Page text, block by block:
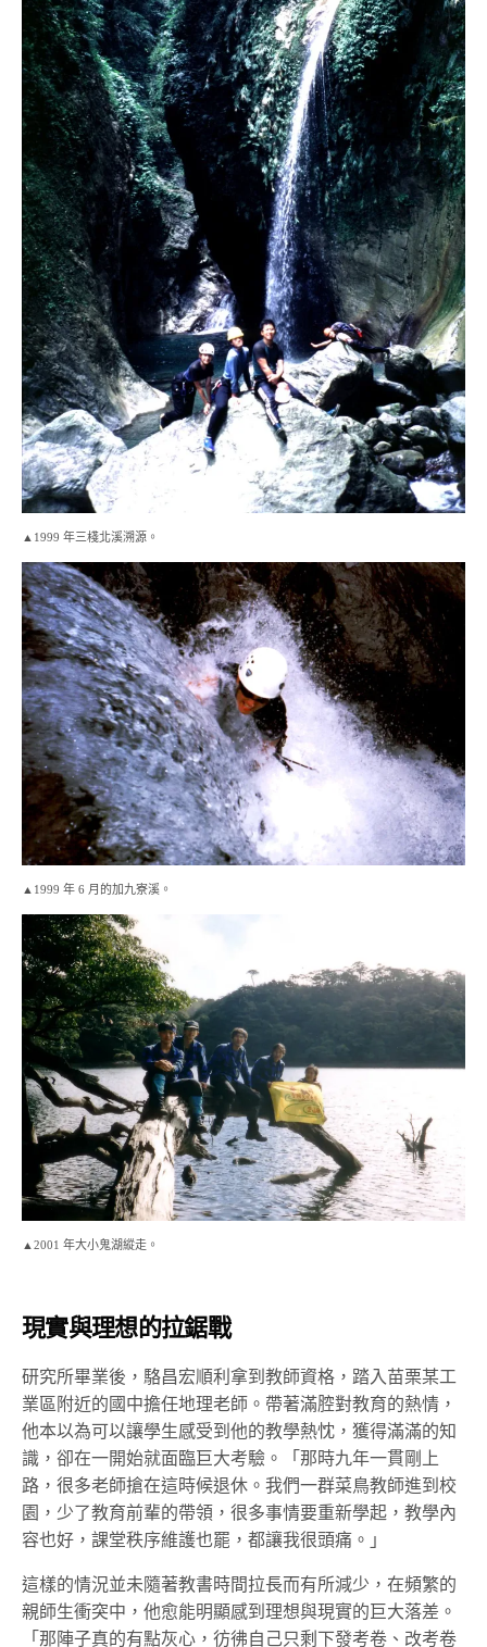
▲1999 年三棧北溪溯源。
▲1999 年 6 月的加九寮溪。
▲2001 年大小鬼湖縱走。
現實與理想的拉鋸戰
研究所畢業後，駱昌宏順利拿到教師資格，踏入苗栗某工
業區附近的 國中擔任地理老師。帶著滿腔對教育的熱情，
他本以為可以讓學生感受到他的教學熱忱，獲得滿滿的知
識，卻在一開始就面臨巨大考驗。「那時九年一貫剛上
路，很多老師搶在這時候退休。我們一群菜鳥教師進到校
園， 少了教育前輩的帶領 ，很多事情要重新學起，教學內
容也好，課堂秩序維護也罷，都讓我很頭痛。」
這樣的情況並未隨著教書時間拉長而有所減少， 在頻繁的
親師生衝突中，他愈能明顯感到理想與現實的巨大落差。
「那陣子真的有點灰心，彷彿自己只剩下發考卷、改考卷